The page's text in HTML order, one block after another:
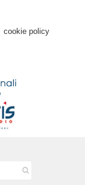
cookie policy